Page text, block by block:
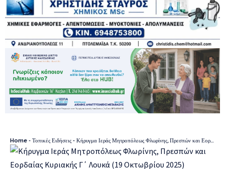
Home - Τοπικές Ειδήσεις - Κήρυγμα Ιεράς Μητροπόλεως Φλωρίνης, Πρεσπών και Εορδαίας Κυριακής Γ΄ Λουκά (19 Οκτωβρίου 2025)